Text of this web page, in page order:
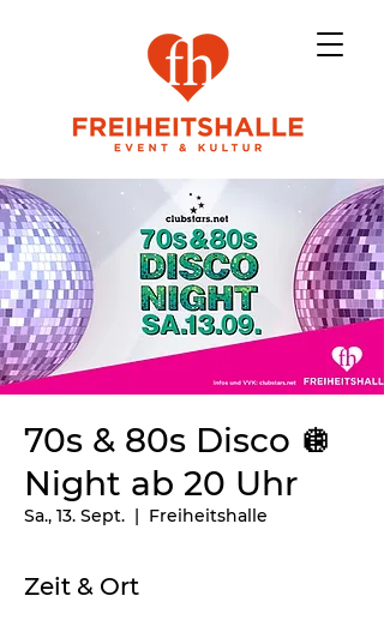
70s & 80s Disco 🪩
Night ab 20 Uhr
Sa., 13. Sept.
  |
Freiheitshalle
Zeit & Ort